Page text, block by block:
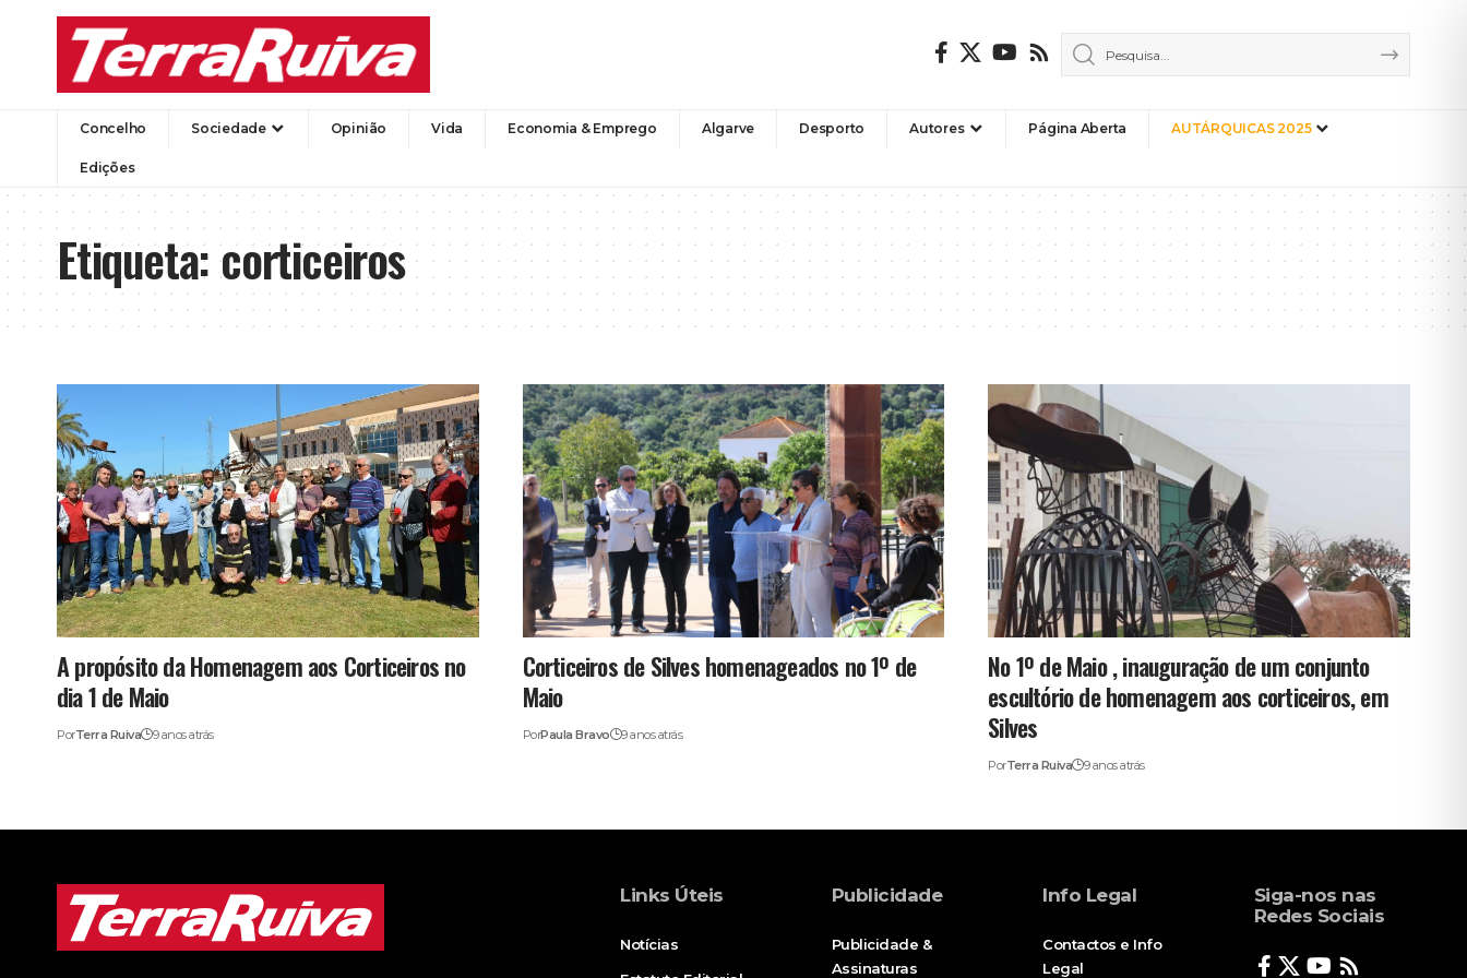
Concelho Sociedade Opinião Vida Economia & Emprego Algarve Desporto Autores Página Aberta AUTÁRQUICAS 2025
Edições
Etiqueta:corticeiros
A propósito da Homenagem aos Corticeiros no
dia 1 de Maio
PorTerra Ruiva 9 anos atrás
Corticeiros de Silves homenageados no 1º de
Maio
PorPaula Bravo 9 anos atrás
No 1º de Maio , inauguração de um conjunto
escultório de homenagem aos corticeiros, em
Silves
PorTerra Ruiva 9 anos atrás
Links Úteis
Notícias
Publicidade
Publicidade &
Assinaturas
Info Legal
Contactos e Info
Legal
Siga-nos nas
Redes Sociais